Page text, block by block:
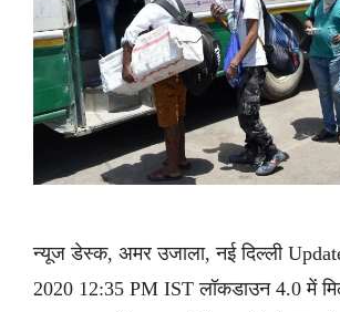
न्यूज डेस्क, अमर उजाला, नई दिल्ली
2020 12:35 PM IST लॉकडाउन 4.0 में